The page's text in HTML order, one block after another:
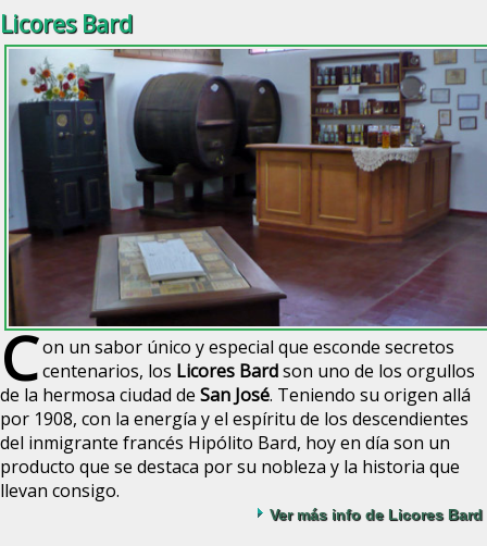
Licores Bard
Con un sabor único y especial que esconde secretos
centenarios, los Licores Bardson uno de los orgullos
de la hermosa ciudad de San José. Teniendo su origen allá
por 1908, con la energía y el espíritu de los descendientes
del inmigrante francés Hipólito Bard, hoy en día son un
producto que se destaca por su nobleza y la historia que
llevan consigo.
Ver más info de Licores Bard